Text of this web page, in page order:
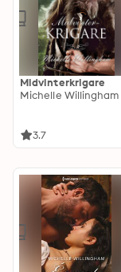
Midvinterkrigare
Michelle Willingham
3.7